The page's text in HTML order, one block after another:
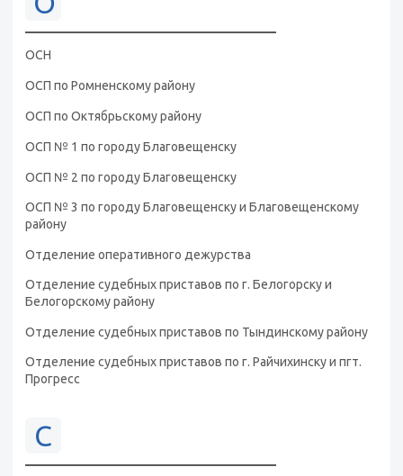
ОСН
ОСП по Ромненскому району
ОСП по Октябрьскому району
ОСП № 1 по городу Благовещенску
ОСП № 2 по городу Благовещенску
ОСП № 3 по городу Благовещенску и Благовещенскому
району
Отделение оперативного дежурства
Отделение судебных приставов по г. Белогорску и
Белогорскому району
Отделение судебных приставов по Тындинскому району
Отделение судебных приставов по г. Райчихинску и пгт.
Прогресс
С